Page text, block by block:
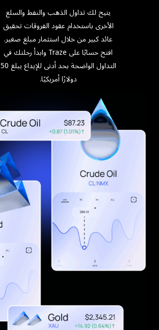
يتيح لك تداول الذهب والنفط والسلع
الأخرى باستخدام عقود الفروقات تحقيق
عائد كبير من خلال استثمار مبلغ صغير.
افتح حسابًا على Traze وابدأ رحلتك في
التداول الواضحة بحد أدنى للإيداع يبلغ 50
دولارًا أمريكيًا.